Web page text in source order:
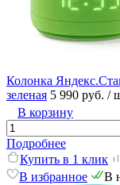
Колонка
зеленая 5 990 руб. /
В корзину
Подробнее
Купить в 1 клик
В избранное
В